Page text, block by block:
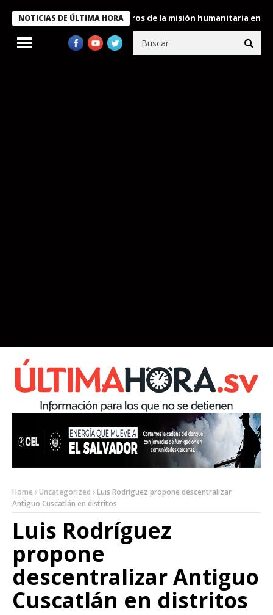
NOTICIAS DE ÚLTIMA HORA
Bukele condecora a miembros de la misión humanitaria enviada
Home Uncategorized
Luis Rodríguez propone descentralizar
Antiguo Cuscatlán en distritos
Luis Rodríguez
propone
descentralizar Antiguo
Cuscatlán en distritos